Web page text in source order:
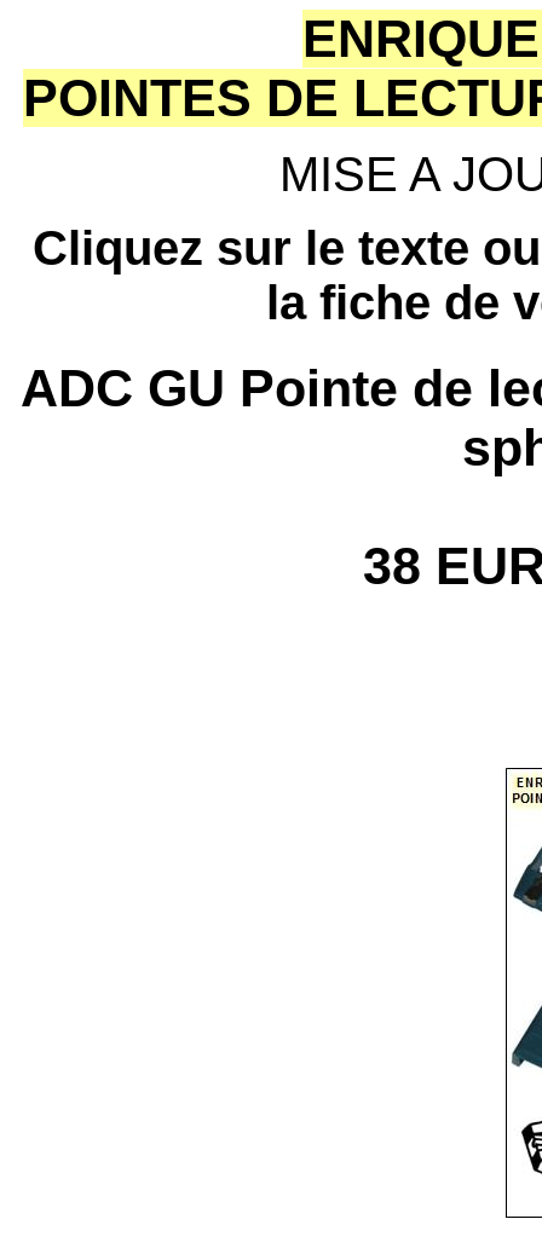
POINTES DE
MISE A
Cliquez sur le texte
la fiche de
ADC GU Pointe de
38